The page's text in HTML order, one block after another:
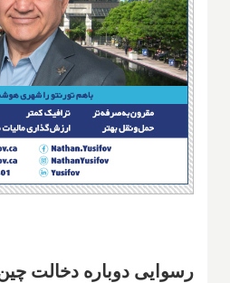
رسوایی دوباره دخالت چین